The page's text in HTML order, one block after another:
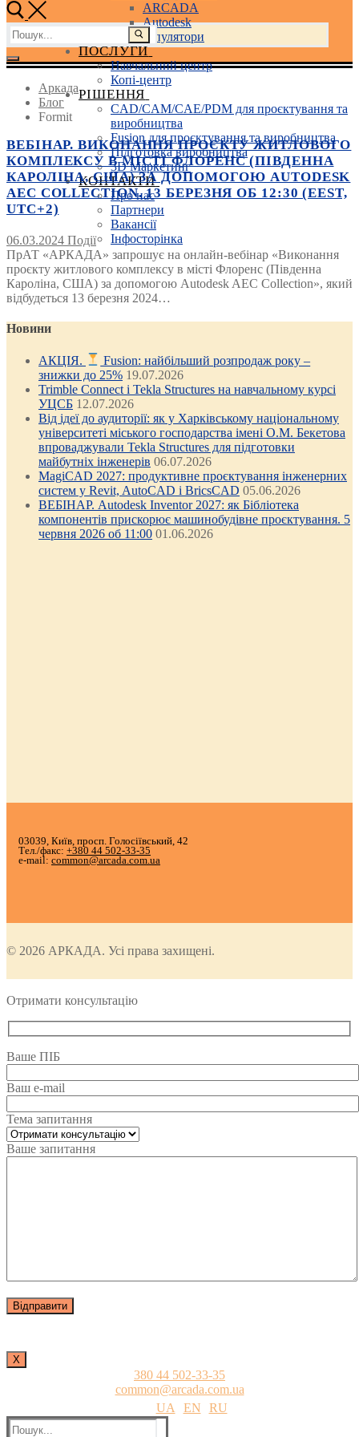
ARCADA
Autodesk
3D маніпулятори
ПОСЛУГИ
Навчальний центр
Копі-центр
РІШЕННЯ
CAD/CAM/CAE/PDM для проєктування та
виробництва
Fusion для проєктування та виробництва
Підготовка виробництва
3D Маркетинг
КОНТАКТИ
Про нас
Партнери
Вакансії
Інфосторінка
Пошук:
Аркада
Блог
Formit
ВЕБІНАР. ВИКОНАННЯ ПРОЄКТУ ЖИТЛОВОГО
КОМПЛЕКСУ В МІСТІ ФЛОРЕНС (ПІВДЕННА
КАРОЛІНА, США) ЗА ДОПОМОГОЮ AUTODESK
AEC COLLECTION. 13 БЕРЕЗНЯ ОБ 12:30 (EEST,
UTC+2)
06.03.2024 Події
ПрАТ «АРКАДА» запрошує на онлайн-вебінар «Виконання
проєкту житлового комплексу в місті Флоренс (Південна
Кароліна, США) за допомогою Autodesk AEC Collection», який
відбудеться 13 березня 2024…
Новини
АКЦІЯ.
Fusion: найбільший розпродаж року –
знижки до 25% 19.07.2026
Trimble Connect і Tekla Structures на навчальному курсі
УЦСБ 12.07.2026
Від ідеї до аудиторії: як у Харківському національному
університеті міського господарства імені О.М. Бекетова
впроваджували Tekla Structures для підготовки
майбутніх інженерів 06.07.2026
MagiCAD 2027: продуктивне проєктування інженерних
систем у Revit, AutoCAD і BricsCAD 05.06.2026
ВЕБІНАР. Autodesk Inventor 2027: як Бібліотека
компонентів прискорює машинобудівне проєктування. 5
червня 2026 об 11:00 01.06.2026
03039, Київ, просп. Голосіївський, 42
Тел./факс: +380 44 502-33-35
e-mail: common@arcada.com.ua
© 2026 АРКАДА. Усі права захищені.
Отримати консультацію
Ваше ПІБ
Ваш e-mail
Тема запитання
Ваше запитання
Х
380 44 502-33-35
common@arcada.com.ua
UA
EN
RU
Пошук: